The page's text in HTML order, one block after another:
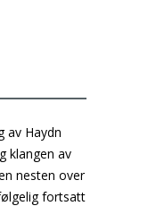
av Haydn
klangen av
nesten over
fortsatt